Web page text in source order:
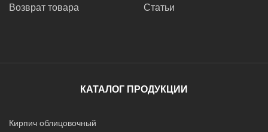
Возврат товара
Статьи
КАТАЛОГ ПРОДУКЦИИ
Кирпич облицовочный